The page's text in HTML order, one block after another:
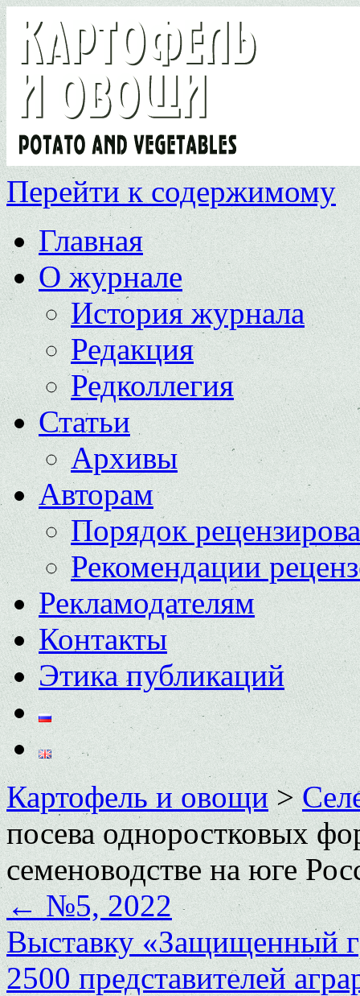
Перейти к содержимому
Главная
О журнале
История журнала
Редакция
Редколлегия
Статьи
Архивы
Авторам
Порядок
Рекомендации
Рекламодателям
Контакты
Этика публикаций
Картофель и овощи>
посева одноростковых
семеноводстве на юге
←№5, 2022
Выставку «Защищенный
2500 представителей